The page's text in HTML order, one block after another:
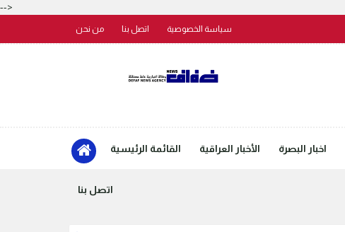
-->
من نحن اتصل بنا سياسة الخصوصية
القائمة الرئيسية الأخبار العراقية اخبار البصرة
اتصل بنا